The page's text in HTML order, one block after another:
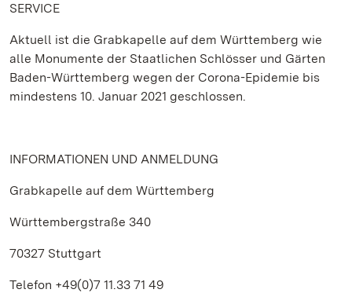
SERVICE
Aktuell ist die Grabkapelle auf dem Württemberg wie
alle Monumente der Staatlichen Schlösser und Gärten
Baden-Württemberg wegen der Corona-Epidemie bis
mindestens 10. Januar 2021 geschlossen.
INFORMATIONEN UND ANMELDUNG
Grabkapelle auf dem Württemberg
Württembergstraße 340
70327 Stuttgart
Telefon +49(0)7 11.33 71 49